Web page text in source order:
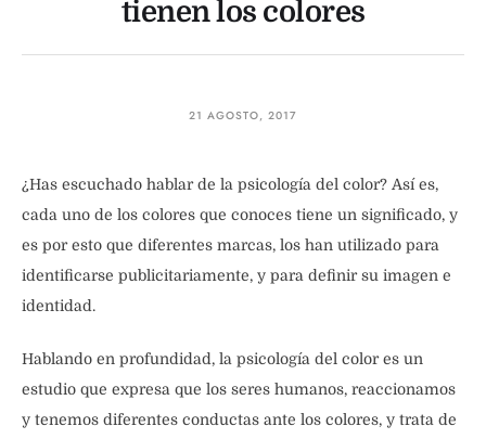
tienen los colores
21 AGOSTO, 2017
¿Has escuchado hablar de la psicología del color? Así es,
cada uno de los colores que conoces tiene un significado, y
es por esto que diferentes marcas, los han utilizado para
identificarse publicitariamente, y para definir su imagen e
identidad.
Hablando en profundidad, la psicología del color es un
estudio que expresa que los seres humanos, reaccionamos
y tenemos diferentes conductas ante los colores, y trata de